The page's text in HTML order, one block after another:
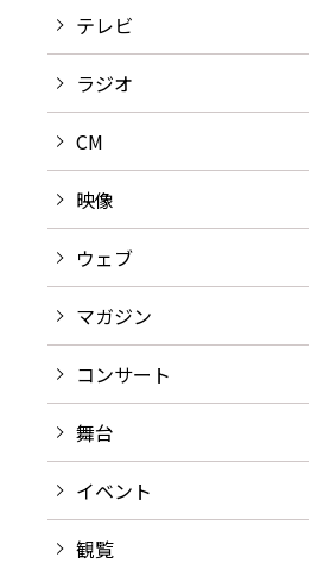
テレビ
ラジオ
CM
映像
ウェブ
マガジン
コンサート
舞台
イベント
観覧